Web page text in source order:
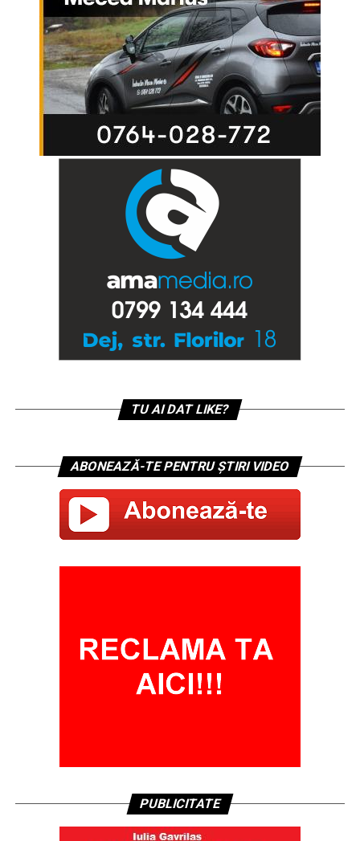
TU AI DAT LIKE?
ABONEAZĂ-TE PENTRU ȘTIRI VIDEO
PUBLICITATE